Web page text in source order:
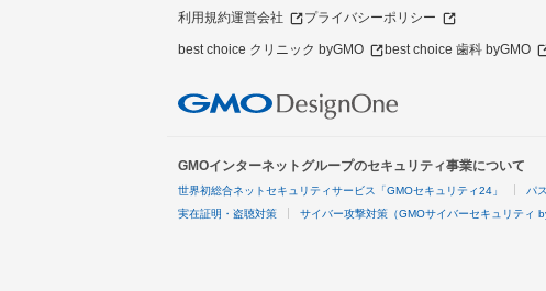
利用規約運営会社 プライバシーポリシー
best choice クリニック byGMO best choice 歯科 byGMO
GMOインターネットグループのセキュリティ事業について
世界初総合ネットセキュリティサービス「GMOセキュリティ24」 パ
実在証明・盗聴対策 サイバー攻撃対策（GMOサイバーセキュリティ